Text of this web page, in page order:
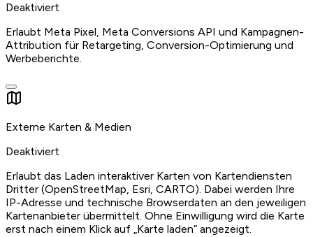
Deaktiviert
Erlaubt Meta Pixel, Meta Conversions API und Kampagnen-
Attribution für Retargeting, Conversion-Optimierung und
Werbeberichte.
Externe Karten & Medien
Deaktiviert
Erlaubt das Laden interaktiver Karten von Kartendiensten
Dritter (OpenStreetMap, Esri, CARTO). Dabei werden Ihre
IP-Adresse und technische Browserdaten an den jeweiligen
Kartenanbieter übermittelt. Ohne Einwilligung wird die Karte
erst nach einem Klick auf „Karte laden“ angezeigt.